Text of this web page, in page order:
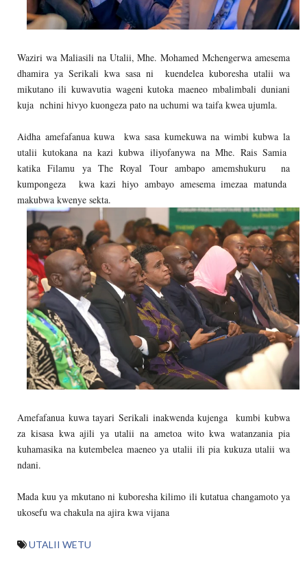
Waziri wa Maliasili na Utalii, Mhe. Mohamed Mchengerwa amesema
dhamira ya Serikali kwa sasa ni kuendelea kuboresha utalii wa
mikutano ili kuwavutia wageni kutoka maeneo mbalimbali duniani
kuja nchini hivyo kuongeza pato na uchumi wa taifa kwea ujumla.
Aidha amefafanua kuwa kwa sasa kumekuwa na wimbi kubwa la
utalii kutokana na kazi kubwa iliyofanywa na Mhe. Rais Samia
katika Filamu ya The Royal Tour ambapo amemshukuru na
kumpongeza kwa kazi hiyo ambayo amesema imezaa matunda
makubwa kwenye sekta.
Amefafanua kuwa tayari Serikali inakwenda kujenga kumbi kubwa
za kisasa kwa ajili ya utalii na ametoa wito kwa watanzania pia
kuhamasika na kutembelea maeneo ya utalii ili pia kukuza utalii wa
ndani.
Mada kuu ya mkutano ni kuboresha kilimo ili kutatua changamoto ya
ukosefu wa chakula na ajira kwa vijana
UTALII WETU